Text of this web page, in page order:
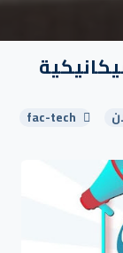
fac-tech